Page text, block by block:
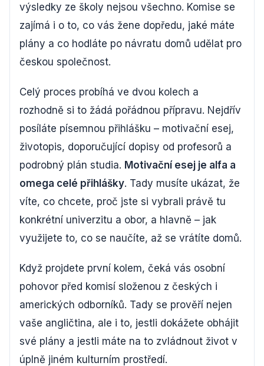
výsledky ze školy nejsou všechno. Komise se
zajímá i o to, co vás žene dopředu, jaké máte
plány a co hodláte po návratu domů udělat pro
českou společnost.
Celý proces probíhá ve dvou kolech a
rozhodně si to žádá pořádnou přípravu. Nejdřív
posíláte písemnou přihlášku – motivační esej,
životopis, doporučující dopisy od profesorů a
podrobný plán studia. Motivační esej je alfa a
omega celé přihlášky. Tady musíte ukázat, že
víte, co chcete, proč jste si vybrali právě tu
konkrétní univerzitu a obor, a hlavně – jak
využijete to, co se naučíte, až se vrátíte domů.
Když projdete první kolem, čeká vás osobní
pohovor před komisí složenou z českých i
amerických odborníků. Tady se prověří nejen
vaše angličtina, ale i to, jestli dokážete obhájit
své plány a jestli máte na to zvládnout život v
úplně jiném kulturním prostředí.